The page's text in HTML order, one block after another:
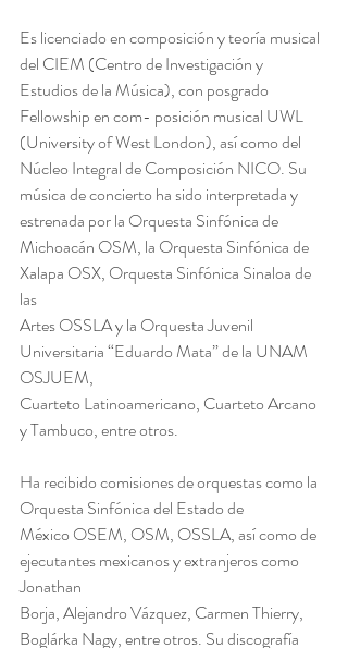
Es licenciado en composición y teoría musical
del CIEM (Centro de Investigación y
Estudios de la Música), con posgrado
Fellowship en com- posición musical UWL
(University of West London), así como del
Núcleo Integral de Composición NICO. Su
música de concierto ha sido interpretada y
estrenada por la Orquesta Sinfónica de
Michoacán OSM, la Orquesta Sinfónica de
Xalapa OSX, Orquesta Sinfónica Sinaloa de
las
Artes OSSLA y la Orquesta Juvenil
Universitaria “Eduardo Mata” de la UNAM
OSJUEM,
Cuarteto Latinoamericano, Cuarteto Arcano
y Tambuco, entre otros.
Ha recibido comisiones de orquestas como la
Orquesta Sinfónica del Estado de
México OSEM, OSM, OSSLA, así como de
ejecutantes mexicanos y extranjeros como
Jonathan
Borja, Alejandro Vázquez, Carmen Thierry,
Boglárka Nagy, entre otros. Su discografía